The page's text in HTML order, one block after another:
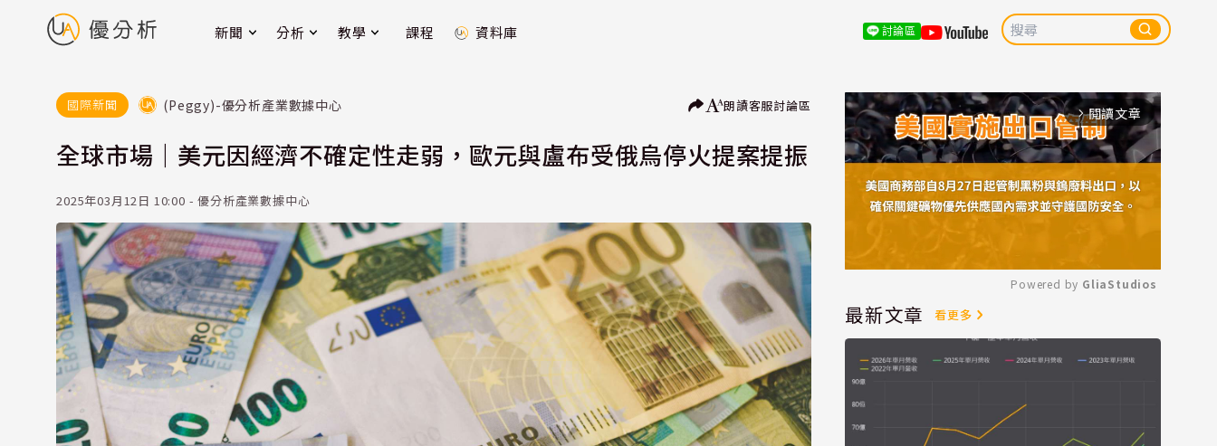
新聞 分析 教學 課程 資料庫 討論區
國際新聞 (Peggy)-優分析產業數據中心 朗讀客服討論區
全球市場｜美元因經濟不確定性走弱，歐元與盧布受俄烏停火提案提振
2025年03月12日 10:00 - 優分析產業數據中心
arrow_forward_ios 閱讀文章
Mute
Powered by GliaStudios
最新文章 看更多